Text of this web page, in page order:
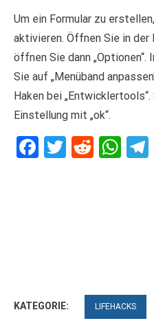
Um ein Formular zu
aktivieren. Öffnen Sie in der
öffnen Sie dann
Sie auf „Menüband
Haken bei
Einstellung mit „ok“.
Facebook
Twitter
Reddit
KATEGORIE: LIFEHACKS